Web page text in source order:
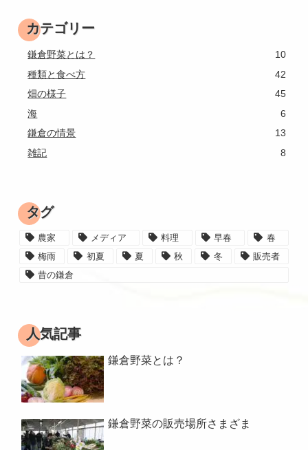
カテゴリー
鎌倉野菜とは？
10
種類と食べ方
42
畑の様子
45
海
6
鎌倉の情景
13
雑記
8
タグ
料理
冬
初夏 夏 秋 販売者
春
農家
梅雨
早春
メディア
昔の鎌倉
人気記事
鎌倉野菜とは？
鎌倉野菜の販売場所さまざま